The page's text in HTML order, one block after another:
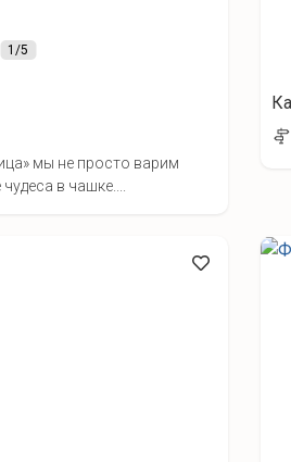
1/5
мы не просто варим
в чашке....